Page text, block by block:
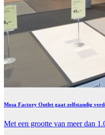
Mosa Factory Outlet gaat zelfstandig
Met een grootte van meer dan